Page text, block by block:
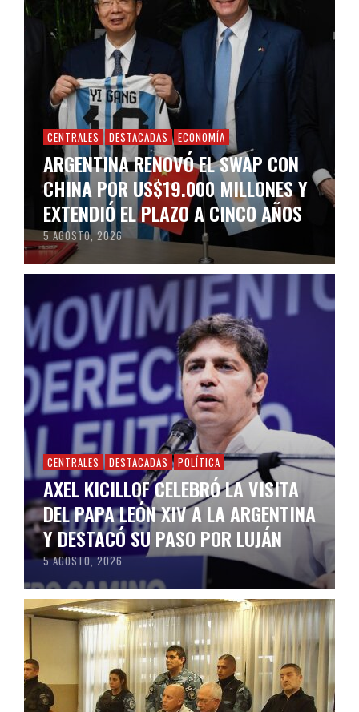
CENTRALES DESTACADAS ECONOMÍA
ARGENTINA RENOVÓ EL SWAP CON
CHINA POR US$19.000 MILLONES Y
EXTENDIÓ EL PLAZO A CINCO AÑOS
5 AGOSTO, 2026
CENTRALES DESTACADAS POLÍTICA
AXEL KICILLOF CELEBRÓ LA VISITA
DEL PAPA LEÓN XIV A LA ARGENTINA
Y DESTACÓ SU PASO POR LUJÁN
5 AGOSTO, 2026